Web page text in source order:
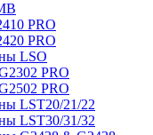
PRO
PRO
LSO
PRO
PRO
LST20/21/22
LST30/31/32